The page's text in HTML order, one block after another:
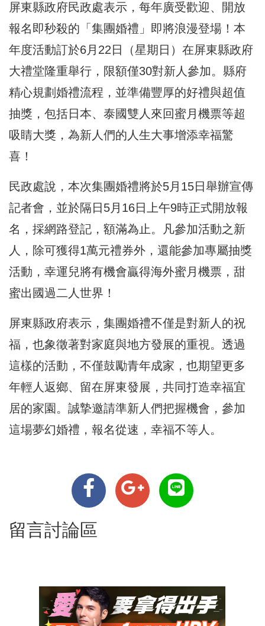
屏東縣政府民政處表示，每年廣受歡迎、開放
報名即秒殺的「集團婚禮」即將浪漫登場！本
年度活動訂於6月22日（星期日）在屏東縣政府
大禮堂隆重舉行，限額僅30對新人參加。縣府
精心規劃婚禮流程，並準備豐厚的好禮與超值
抽獎，包括日本、泰國雙人來回蜜月機票等超
吸睛大獎，為新人們的人生大事增添幸福驚
喜！
民政處說，本次集團婚禮將於5月15日舉辦宣傳
記者會，並於隔日5月16日上午9時正式開放報
名，採網路登記，額滿為止。凡參加活動之新
人，除可獲得1萬元禮券外，還能參加專屬抽獎
活動，幸運兒將有機會贏得海外蜜月機票，甜
蜜出國過二人世界！
屏東縣政府表示，集團婚禮不僅是對新人的祝
福，也象徵著對家庭與地方發展的重視。透過
這樣的活動，不僅鼓勵青年成家，也期望更多
年輕人返鄉、留在屏東發展，共同打造幸福宜
居的家園。誠摯邀請準新人們把握機會，參加
這場夢幻婚禮，報名從速，幸福不等人。
留言討論區